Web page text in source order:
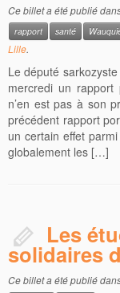
Ce billet a été publié
rapport
santé
Lille.
Le député
mercredi un
n’en est pas à son
précédent rapport
un certain effet
globalement les […]
Les
solidaires
Ce billet a été publié